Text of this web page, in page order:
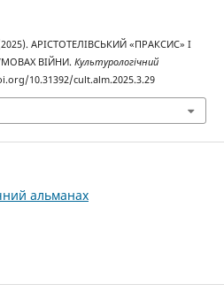
АРІСТОТЕЛІВСЬКИЙ «ПРАКСИС» І
ВІЙНИ. Культурологічний
10.31392/cult.alm.2025.3.29
альманах